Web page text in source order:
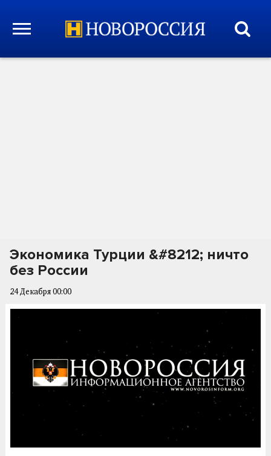
Экономика Турции &#8212; ничто
без России
24 Декабря 00:00